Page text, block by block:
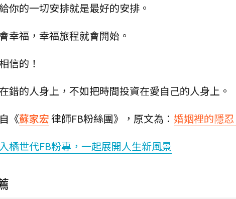
你的一切安排就是最好的安排。
幸福，幸福旅程就會開始。
信的！
錯的人身上，不如把時間投資在愛自己的人身上。
《蘇家宏律師FB粉絲團》，原文為： 婚姻裡的隱
橘世代FB粉專，一起展開人生新風景